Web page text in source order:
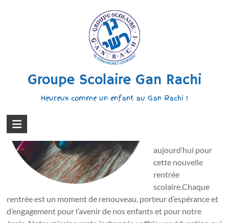
Groupe Scolaire Gan Rachi
Heureux comme un enfant au Gan Rachi !
Nouvelle rentrée au Gan
parents, chers
enseignants, C’est
aujourd’hui pour
cette nouvelle
rentrée
scolaire.Chaque
rentrée est un moment de renouveau, porteur d’espérance et
d’engagement pour l’avenir de nos enfants et pour notre